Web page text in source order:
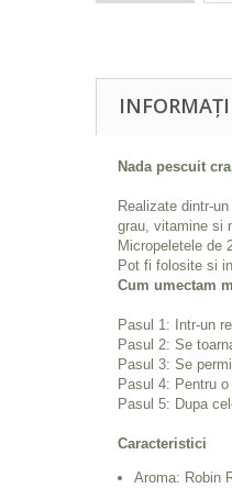
Nada pescuit
Realizate dintr-
grau, vitamine si
Micropeletele de
Pot fi folosite si
Cum umectam
Pasul 1: Intr-un
Pasul 2: Se
Pasul 3: Se
Pasul 4: Pentru
Pasul 5: Dupa
Caracteristici
Aroma: Robin